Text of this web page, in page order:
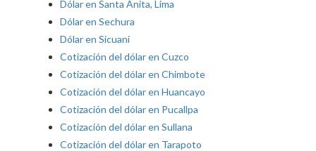
Dólar en Santa Anita, Lima
Dólar en Sechura
Dólar en Sicuani
Cotización del dólar en Cuzco
Cotización del dólar en Chimbote
Cotización del dólar en Huancayo
Cotización del dólar en Pucallpa
Cotización del dólar en Sullana
Cotización del dólar en Tarapoto